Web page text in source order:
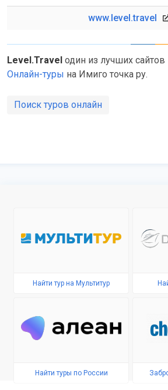
www.level.travel
Level.Travel один из лучших сайтов
Онлайн-туры на Имиго точка ру.
Поиск туров онлайн
Найти тур на Мультитур
Найти туры по России